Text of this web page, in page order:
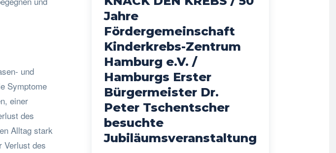
und
Symptome
einer
des
Alltag stark
Verlust des
Jahre
Fördergemeinschaft
Kinderkrebs-Zentrum
Hamburg e.V. /
Hamburgs Erster
Bürgermeister Dr.
Peter Tschentscher
besuchte
Jubiläumsveranstaltung